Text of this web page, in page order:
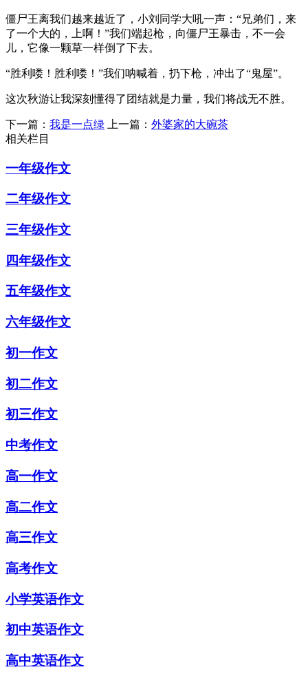
僵尸王离我们越来越近了，小刘同学大吼一声：“兄弟们，来
了一个大的，上啊！”我们端起枪，向僵尸王暴击，不一会
儿，它像一颗草一样倒了下去。
“胜利喽！胜利喽！”我们呐喊着，扔下枪，冲出了“鬼屋”。
这次秋游让我深刻懂得了团结就是力量，我们将战无不胜。
下一篇： 我是一点绿 上一篇： 外婆家的大碗茶
相关栏目
一年级作文
二年级作文
三年级作文
四年级作文
五年级作文
六年级作文
初一作文
初二作文
初三作文
中考作文
高一作文
高二作文
高三作文
高考作文
小学英语作文
初中英语作文
高中英语作文